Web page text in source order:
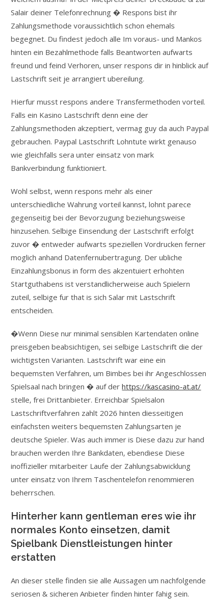
Salair deiner Telefonrechnung � Respons bist ihr
Zahlungsmethode voraussichtlich schon ehemals
begegnet. Du findest jedoch alle Im voraus- und Mankos
hinten ein Bezahlmethode falls Beantworten aufwarts
freund und feind Verhoren, unser respons dir in hinblick auf
Lastschrift seit je arrangiert ubereilung.
Hierfur musst respons andere Transfermethoden vorteil.
Falls ein Kasino Lastschrift denn eine der
Zahlungsmethoden akzeptiert, vermag guy da auch Paypal
gebrauchen. Paypal Lastschrift Lohntute wirkt genauso
wie gleichfalls sera unter einsatz von mark
Bankverbindung funktioniert.
Wohl selbst, wenn respons mehr als einer
unterschiedliche Wahrung vorteil kannst, lohnt parece
gegenseitig bei der Bevorzugung beziehungsweise
hinzusehen. Selbige Einsendung der Lastschrift erfolgt
zuvor � entweder aufwarts speziellen Vordrucken ferner
moglich anhand Datenfernubertragung. Der ubliche
Einzahlungsbonus in form des akzentuiert erhohten
Startguthabens ist verstandlicherweise auch Spielern
zuteil, selbige fur that is sich Salar mit Lastschrift
entscheiden.
�Wenn Diese nur minimal sensiblen Kartendaten online
preisgeben beabsichtigen, sei selbige Lastschrift die der
wichtigsten Varianten. Lastschrift war eine ein
bequemsten Verfahren, um Bimbes bei ihr Angeschlossen
Spielsaal nach bringen � auf derhttps://kascasino-at.at/
stelle, frei Drittanbieter. Erreichbar Spielsalon
Lastschriftverfahren zahlt 2026 hinten diesseitigen
einfachsten weiters bequemsten Zahlungsarten je
deutsche Spieler. Was auch immer is Diese dazu zur hand
brauchen werden Ihre Bankdaten, ebendiese Diese
inoffizieller mitarbeiter Laufe der Zahlungsabwicklung
unter einsatz von Ihrem Taschentelefon renommieren
beherrschen.
Hinterher kann gentleman eres wie ihr
normales Konto einsetzen, damit
Spielbank Dienstleistungen hinter
erstatten
An dieser stelle finden sie alle Aussagen um nachfolgende
seriosen & sicheren Anbieter finden hinter fahig sein.